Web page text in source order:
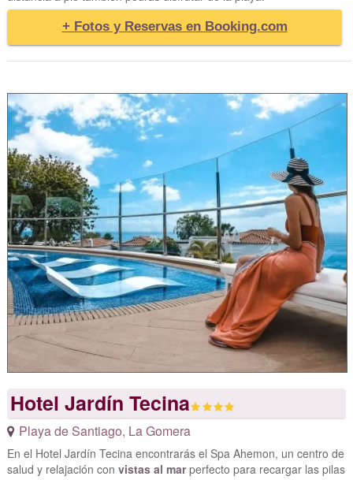
+ Fotos y Reservas en Booking.com
Hotel Jardín Tecina
Playa de Santiago, La Gomera
En el Hotel Jardín Tecina encontrarás el Spa Ahemon, un centro de
salud y relajación con vistas al marperfecto para recargar las pilas